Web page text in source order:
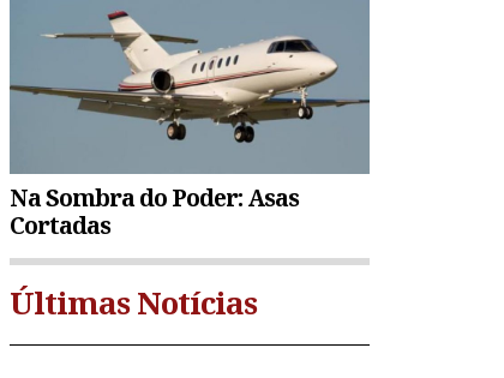
Na Sombra do Poder: Asas
Cortadas
Últimas Notícias